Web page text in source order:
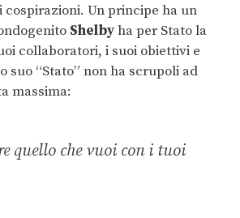
cospirazioni. Un principe ha un
Shelbyha per Stato la
collaboratori, i suoi obiettivi e
suo “Stato” non ha scrupoli ad
massima:
quello che vuoi con i tuoi